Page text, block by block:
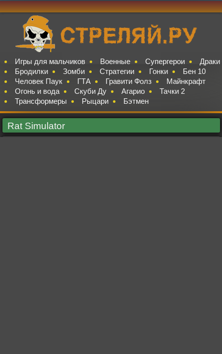
Игры для мальчиков Военные Супергерои
Драки
Бродилки
Зомби Стратегии Гонки
Бен 10
Человек Паук
ГТА Гравити Фолз
Майнкрафт
Огонь и вода
Скуби Ду Агарио
Тачки 2
Трансформеры
Рыцари Бэтмен
Rat Simulator